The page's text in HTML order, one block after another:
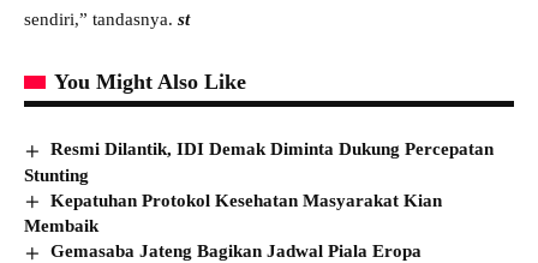
sendiri,” tandasnya. st
You Might Also Like
Resmi Dilantik, IDI Demak Diminta Dukung Percepatan
Stunting
Kepatuhan Protokol Kesehatan Masyarakat Kian
Membaik
Gemasaba Jateng Bagikan Jadwal Piala Eropa